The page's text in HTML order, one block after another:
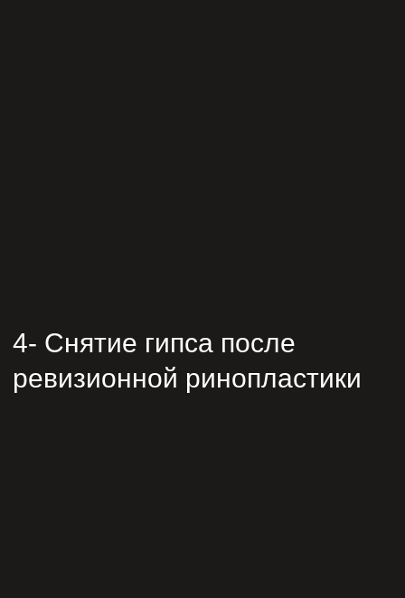
4- Снятие гипса после
ревизионной ринопластики